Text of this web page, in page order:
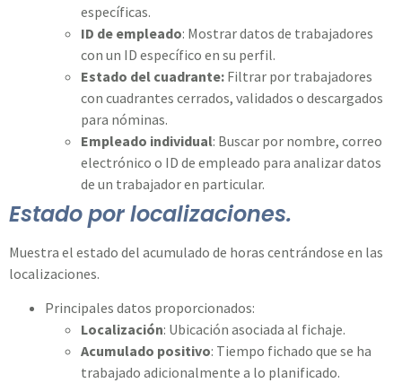
específicas.
ID de empleado: Mostrar datos de trabajadores
con un ID específico en su perfil.
Estado del cuadrante: Filtrar por trabajadores
con cuadrantes cerrados, validados o descargados
para nóminas.
Empleado individual: Buscar por nombre, correo
electrónico o ID de empleado para analizar datos
de un trabajador en particular.
Estado por localizaciones.
Muestra el estado del acumulado de horas centrándose en las
localizaciones.
Principales datos proporcionados:
Localización: Ubicación asociada al fichaje.
Acumulado positivo: Tiempo fichado que se ha
trabajado adicionalmente a lo planificado.